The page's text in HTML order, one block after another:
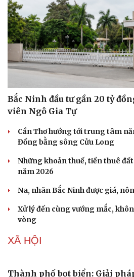
Bắc Ninh đầu tư gần 20 tỷ
viên Ngô Gia Tự
Cần Thơ hướng tới trung tâm
Đồng bằng sông Cửu Long
Những khoản thuế, tiền thuê
năm 2026
Na, nhãn Bắc Ninh được giá,
Xử lý đến cùng vướng mắc,
vòng
XÃ HỘI